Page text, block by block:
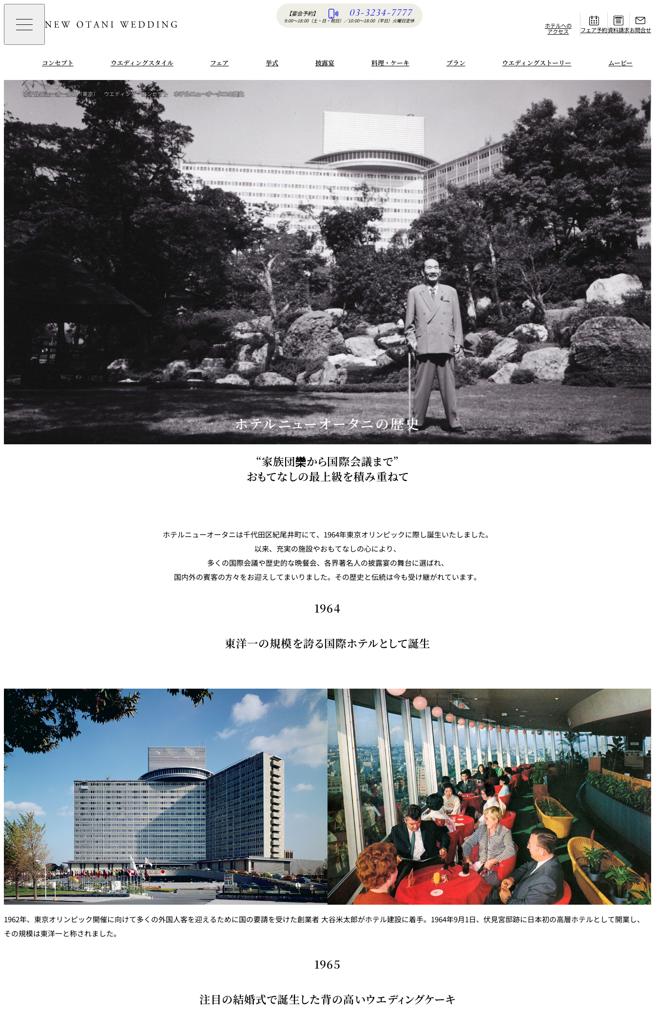
ホテルへの
アクセス フェア 資料請求お問合せ
コンセプト ウエディングスタイル フェア 挙式 披露宴 料理・ケーキ プラン ウエディングストーリー ムービー
ホテルニューオータニの歴史
ホテルニューオータニ（東京） ウエディング コンセプト ホテルニューオータニの歴史
“家族団欒から国際会議まで”
おもてなしの最上級を積み重ねて
ホテルニューオータニは千代田区紀尾井町にて、1964年東京オリンピックに際し誕生いたしました。
以来、充実の施設やおもてなしの心により、
多くの国際会議や歴史的な晩餐会、各界著名人の披露宴の舞台に選ばれ、
国内外の賓客の方々をお迎えしてまいりました。その歴史と伝統は今も受け継がれています。
1964
東洋一の規模を誇る国際ホテルとして誕生
1962年、東京オリンピック開催に向けて多くの外国人客を迎えるために国の要請を受けた創業者 大谷米太郎がホテル建設に着手。1964年9月1日、伏見宮邸跡に日本初の高層ホテルとして開業し、
その規模は東洋一と称されました。
1965
注目の結婚式で誕生した背の高いウエディングケーキ
【宴会予約】 03-3234-7777
9:00〜18:00（土・日・祝日） ／10:00〜18:00（平日）火曜日定休